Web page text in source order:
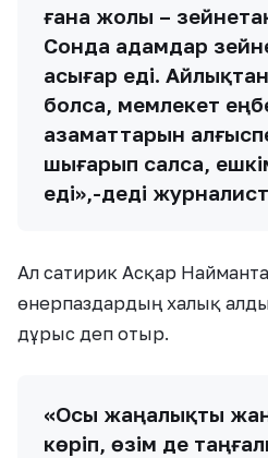
ғана жолы –
Сонда адамдар
асығар еді.
болса, мемлекет
азаматтарын
шығарып салса,
еді»,-деді
Ал сатирик Асқар
өнерпаздардың халық
дұрыс деп отыр.
«Осы жаңалықты
көріп, өзім де